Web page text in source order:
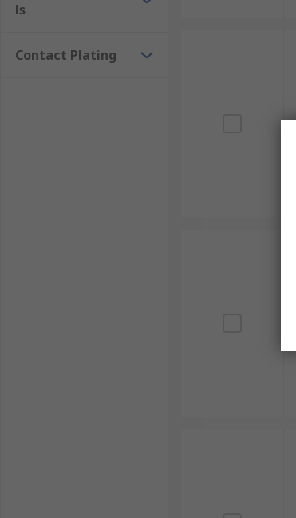
ls
Contact Plating